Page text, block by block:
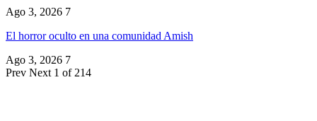
Ago 3, 2026 7
El horror oculto en una comunidad Amish
Ago 3, 2026 7
Prev Next 1 of 214